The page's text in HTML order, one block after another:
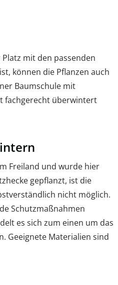
mit den passenden
können die Pflanzen auch
Baumschule mit
fachgerecht überwintert
Freiland und wurde hier
gepflanzt, ist die
nicht möglich.
Schutzmaßnahmen
es sich zum einen um das
Geeignete Materialien sind